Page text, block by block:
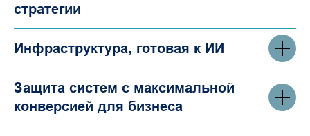
стратегии
Инфраструктура, готовая к ИИ
Защита систем с максимальной
конверсией для бизнеса